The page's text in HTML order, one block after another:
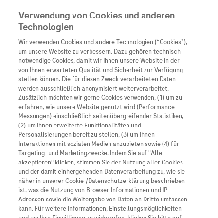
Unternehmen
Übersicht
Wer wir sind
Was uns antreibt
Unsere Standorte
Roche Stories
Events
Innovation
Übersicht
Forschung
Personalisierte
Digitalisierung
Blog Zukunftslabor
Übersicht
Unser Service für
Informationen zu
Diagnostik ist
Klinische Studien
Arzneimittel
Übersicht
Arzneimittel A-Z
Roche Pipeline
Roche Fachportal
Diagnostik
Kontakt
Presse
Karriere
Verwendung von Cookies und anderen
Technologien
Wir verwenden Cookies und andere Technologien (“Cookies”),
um unsere Website zu verbessern. Dazu gehören technisch
notwendige Cookies, damit wir Ihnen unsere Website in der
von Ihnen erwarteten Qualität und Sicherheit zur Verfügung
stellen können. Die für diesen Zweck verarbeiteten Daten
werden ausschließlich anonymisiert weiterverarbeitet.
Zusätzlich möchten wir gerne Cookies verwenden, (1) um zu
erfahren, wie unsere Website genutzt wird (Performance-
Messungen) einschließlich seitenübergreifender Statistiken,
(2) um Ihnen erweiterte Funktionalitäten und
Personalisierungen bereit zu stellen, (3) um Ihnen
Interaktionen mit sozialen Medien anzubieten sowie (4) für
Targeting- und Marketingzwecke. Indem Sie auf "Alle
akzeptieren" klicken, stimmen Sie der Nutzung aller Cookies
und der damit einhergehenden Datenverarbeitung zu, wie sie
näher in unserer Cookie-/Datenschutzerklärung beschrieben
ist, was die Nutzung von Browser-Informationen und IP-
Adressen sowie die Weitergabe von Daten an Dritte umfassen
kann. Für weitere Informationen, Einstellungsmöglichkeiten